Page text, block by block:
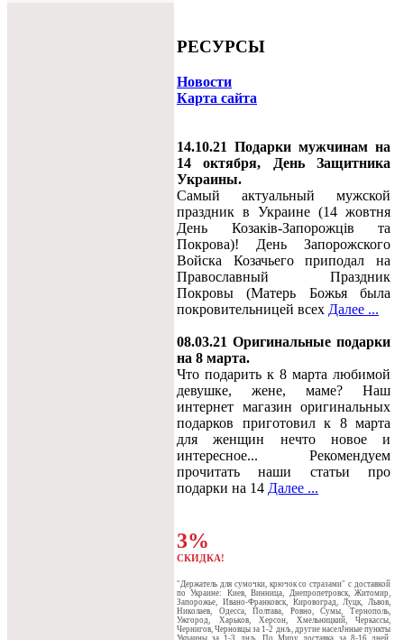
РЕСУРСЫ
Новости
Карта сайта
14.10.21 Подарки мужчинам на
14 октября, День Защитника
Украины.
Самый актуальный мужской
праздник в Украине (14 жовтня
День Козаків-Запорожців та
Покрова)! День Запорожского
Войска Козачьего приподал на
Православный Праздник
Покровы (Матерь Божья была
покровительницей всех Далее ...
08.03.21 Оригинальные подарки
на 8 марта.
Что подарить к 8 марта любимой
девушке, жене, маме? Наш
интернет магазин оригинальных
подарков приготовил к 8 марта
для женщин нечто новое и
интересное... Рекомендуем
прочитать наши статьи про
подарки на 14 Далее ...
3%
СКИДКА!
"Держатель для сумочки, крючок со стразами" c доставкой
по Украине: Киев, Винница, Днепропетровск, Житомир,
Запорожье, Ивано-Франковск, Кировоград, Луцк, Львов,
Николаев, Одесса, Полтава, Ровно, Сумы, Тернополь,
Ужгород, Харьков, Херсон, Хмельницкий, Черкассы,
Чернигов, Черновцы за 1-2 днљ, другие населЈнные пункты
Украины за 1-3 днљ. По Миру доставка за 8-16 дней.